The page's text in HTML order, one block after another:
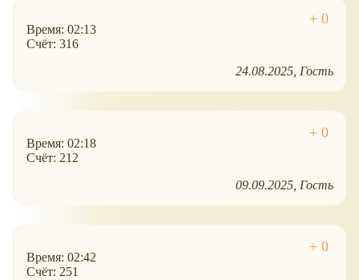
Время: 02:13
Счёт: 316
24.08.2025 Гость
Время: 02:18
Счёт: 212
09.09.2025 Гость
Время: 02:42
Счёт: 251